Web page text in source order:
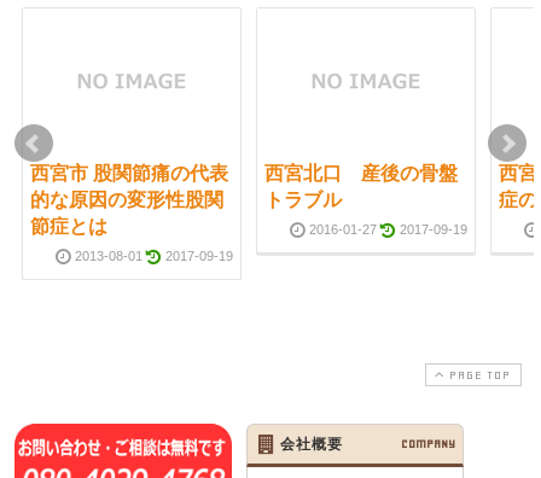
西宮市 股関節痛の代表
的な原因の変形性股関
節症とは
2013-08-01 2017-09-19
西宮北口 産後の骨盤
トラブル
2016-01-27 2017-09-19
西
症
PAGE TOP
会社概要 COMPANY